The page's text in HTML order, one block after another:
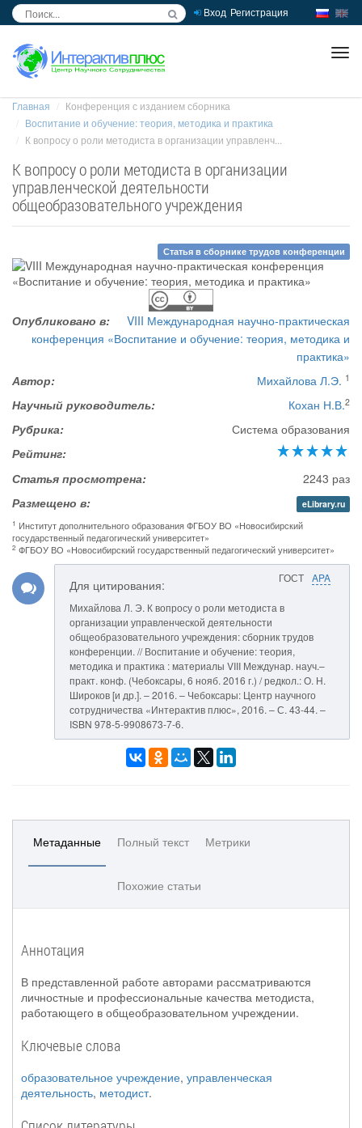
Вход Регистрация
Главная
Конференция с изданием сборника
Воспитание и обучение: теория, методика и практика
К вопросу о роли методиста в организации управленч...
К вопросу о роли методиста в организации
управленческой деятельности
общеобразовательного учреждения
Статья в сборнике трудов конференции
Опубликовано в:
VIII Международная научно-практическая
конференция «Воспитание и обучение: теория, методика и
практика»
Автор:
Михайлова Л.Э. 1
Научный руководитель: Кохан Н.В.2
Рубрика:
Система образования
Рейтинг:
Статья просмотрена:
2243 раз
Размещено в:
eLibrary.ru
1 Институт дополнительного образования ФГБОУ ВО «Новосибирский
государственный педагогический университет»
2 ФГБОУ ВО «Новосибирский государственный педагогический университет»
ГОСТ APA
Для цитирования:
Михайлова Л. Э. К вопросу о роли методиста в
организации управленческой деятельности
общеобразовательного учреждения: сборник трудов
конференции. // Воспитание и обучение: теория,
методика и практика : материалы VIII Междунар. науч.–
практ. конф. (Чебоксары, 6 нояб. 2016 г.) / редкол.: О. Н.
Широков [и др.]. – 2016. – Чебоксары: Центр научного
сотрудничества «Интерактив плюс», 2016. – С. 43-44. –
ISBN 978-5-9908673-7-6.
Метаданные Полный текст Метрики
Похожие статьи
Аннотация
В представленной работе авторами рассматриваются
личностные и профессиональные качества методиста,
работающего в общеобразовательном учреждении.
Ключевые слова
образовательное учреждение, управленческая
деятельность, методист.